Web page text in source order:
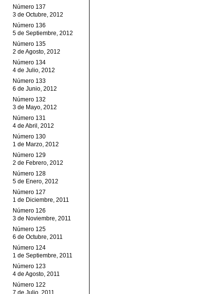
Número 137
3 de Octubre, 2012
Número 136
5 de Septiembre, 2012
Número 135
2 de Agosto, 2012
Número 134
4 de Julio, 2012
Número 133
6 de Junio, 2012
Número 132
3 de Mayo, 2012
Número 131
4 de Abril, 2012
Número 130
1 de Marzo, 2012
Número 129
2 de Febrero, 2012
Número 128
5 de Enero, 2012
Número 127
1 de Diciembre, 2011
Número 126
3 de Noviembre, 2011
Número 125
6 de Octubre, 2011
Número 124
1 de Septiembre, 2011
Número 123
4 de Agosto, 2011
Número 122
7 de Julio, 2011